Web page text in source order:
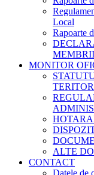
Local
Rapoarte
MONITOR
ALTE
CONTACT